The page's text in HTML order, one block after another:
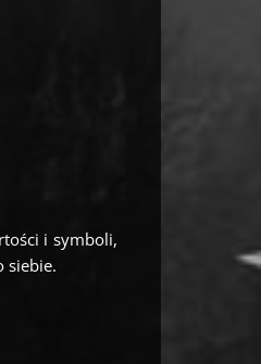
i symboli,
siebie.